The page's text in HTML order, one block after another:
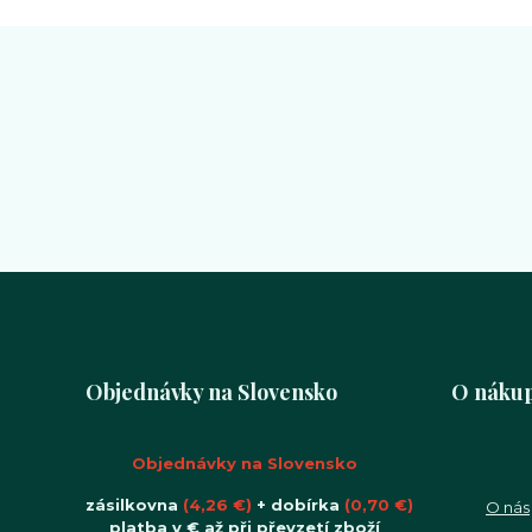
Objednávky na Slovensko
Objednávky na Slovensko
zásilkovna (4,26 €) + dobírka (0,70 €)
platba v € až při převzetí zboží
O
O nás